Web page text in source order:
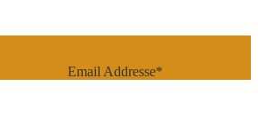
Email Addresse*